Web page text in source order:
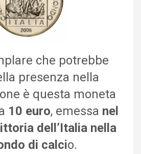
che potrebbe
presenza nella
è questa moneta
10 euro, emessa nel
dell’Italia nella
di calcio.